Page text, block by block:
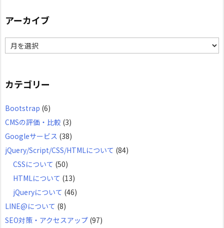
アーカイブ
ア
カ
カテゴリー
Bootstrap (6)
CMSの評価・比較 (3)
Googleサービス (38)
jQuery/Script/CSS/HTMLについて (84)
CSSについて (50)
HTMLについて (13)
jQueryについて (46)
LINE@について (8)
SEO対策・アクセスアップ (97)